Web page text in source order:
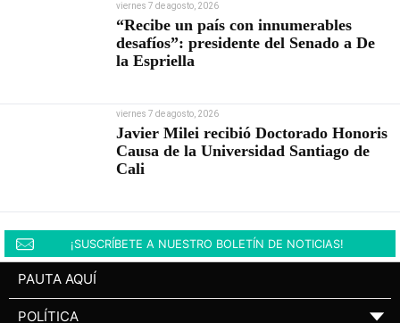
viernes 7 de agosto, 2026
“Recibe un país con innumerables
desafíos”: presidente del Senado a De
la Espriella
viernes 7 de agosto, 2026
Javier Milei recibió Doctorado Honoris
Causa de la Universidad Santiago de
Cali
¡SUSCRÍBETE A NUESTRO BOLETÍN DE NOTICIAS!
PAUTA AQUÍ
POLÍTICA ▼